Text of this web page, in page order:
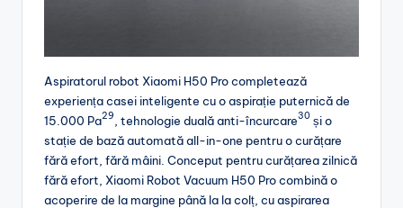
Aspiratorul robot Xiaomi H50 Pro completează
experiența casei inteligente cu o aspirație puternică de
15.000 Pa29 , tehnologie duală anti-încurcare30 și o
stație de bază automată all-in-one pentru o curățare
fără efort, fără mâini. Conceput pentru curățarea zilnică
fără efort, Xiaomi Robot Vacuum H50 Pro combină o
acoperire de la margine până la la colț, cu aspirarea